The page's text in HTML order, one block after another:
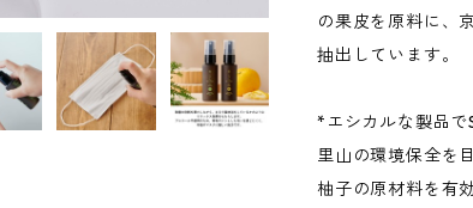
の果皮を原料に、
抽出しています。
*エシカルな製品で
里山の環境保全を
柚子の原材料を有